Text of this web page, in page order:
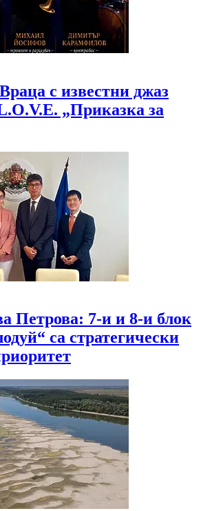
с известни джаз
„Приказка за
Петрова: 7-и и 8-и блок
са стратегически